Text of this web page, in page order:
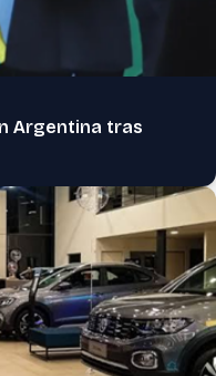
Argentina tras